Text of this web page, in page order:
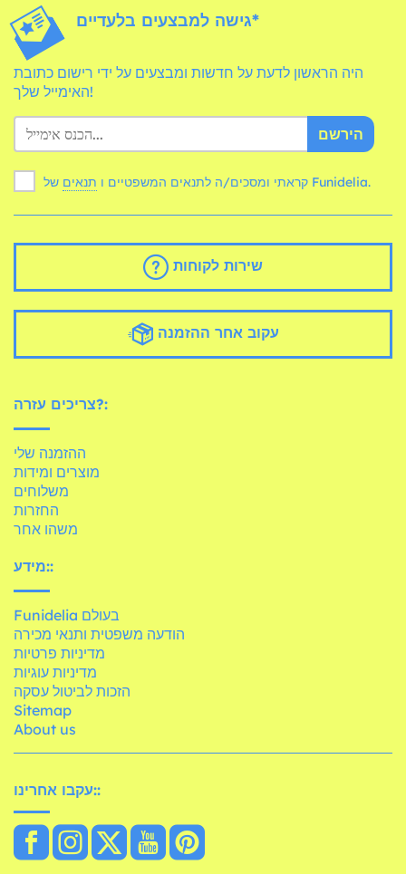
גישה למבצעים בלעדיים*
היה הראשון לדעת על חדשות ומבצעים על ידי רישום כתובת
האימייל שלך!
הירשם
קראתי ומסכים/ה לתנאים המשפטיים ו תנאים של Funidelia.
שירות לקוחות
עקוב אחר ההזמנה
צריכים עזרה?:
ההזמנה שלי
מוצרים ומידות
משלוחים
החזרות
משהו אחר
מידע::
Funidelia בעולם
הודעה משפטית ותנאי מכירה
מדיניות פרטיות
מדיניות עוגיות
הזכות לביטול עסקה
Sitemap
About us
עקבו אחרינו::